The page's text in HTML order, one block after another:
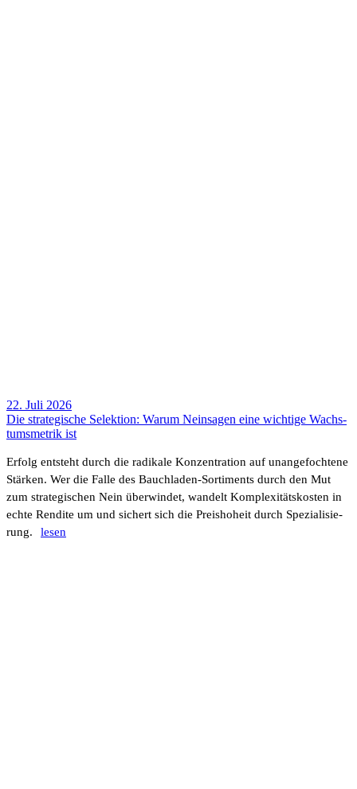
22. Juli 2026
Die stra­te­gi­sche Selek­tion: Warum Nein­sagen eine wich­tige Wachs­
tums­me­trik ist
Erfolg entsteht durch die radi­kale Konzen­tra­tion auf unan­ge­foch­tene
Stärken. Wer die Falle des Bauch­laden-Sorti­ments durch den Mut
zum stra­te­gi­schen Nein über­windet, wandelt Komple­xi­täts­kosten in
echte Rendite um und sichert sich die Preis­ho­heit durch Spezia­li­sie­
rung.
lesen